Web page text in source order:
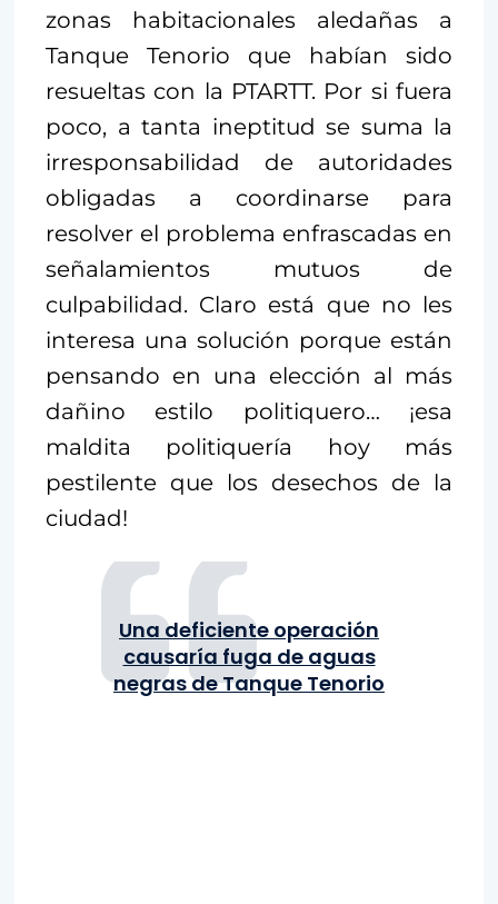
zonas habitacionales aledañas a
Tanque Tenorio que habían sido
resueltas con la PTARTT. Por si fuera
poco, a tanta ineptitud se suma la
irresponsabilidad de autoridades
obligadas a coordinarse para
resolver el problema enfrascadas en
señalamientos mutuos de
culpabilidad. Claro está que no les
interesa una solución porque están
pensando en una elección al más
dañino estilo politiquero… ¡esa
maldita politiquería hoy más
pestilente que los desechos de la
ciudad!
Una deficiente operación
causaría fuga de aguas
negras de Tanque Tenorio